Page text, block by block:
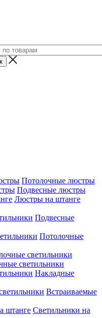
Потолочные люстры
Подвесные люстры
Люстры на штанге
Подвесные
Потолочные
светильники
Накладные
Встраиваемые
Светильники на